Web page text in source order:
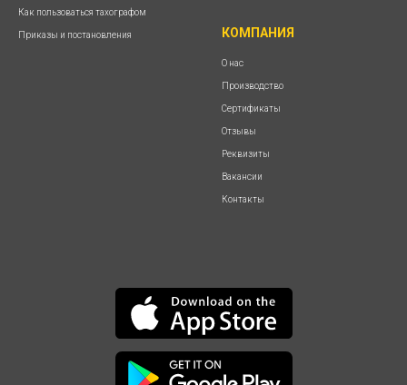
Как пользоваться тахографом
Приказы и постановления КОМПАНИЯ
О нас
Производство
Сертификаты
Отзывы
Реквизиты
Вакансии
Контакты